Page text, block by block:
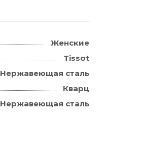
Женские
Tissot
Нержавеющая сталь
Кварц
Нержавеющая сталь